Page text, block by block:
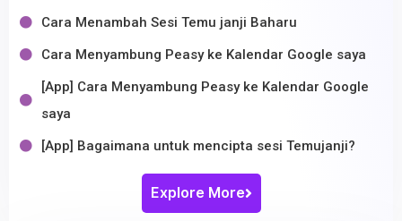
Cara Menambah Sesi Temu janji Baharu
Cara Menyambung Peasy ke Kalendar Google saya
[App] Cara Menyambung Peasy ke Kalendar Google
saya
[App] Bagaimana untuk mencipta sesi Temujanji?
Explore More